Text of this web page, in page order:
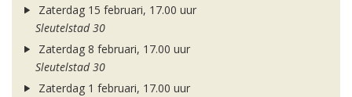
Zaterdag 15 februari, 17.00 uur
Sleutelstad 30
Zaterdag 8 februari, 17.00 uur
Sleutelstad 30
Zaterdag 1 februari, 17.00 uur